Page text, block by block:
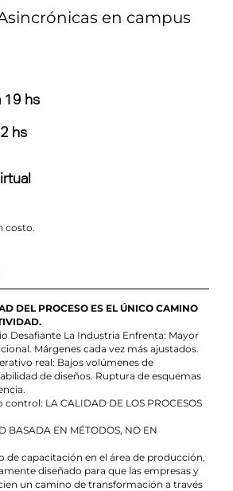
en campus
19 hs
hs
costo.
DEL PROCESO ES EL ÚNICO CAMINO
Desafiante La Industria Enfrenta: Mayor
Márgenes cada vez más ajustados.
real: Bajos volúmenes de
de diseños. Ruptura de esquemas
LA CALIDAD DE LOS PROCESOS
BASADA EN MÉTODOS, NO EN
de capacitación en el área de producción,
diseñado para que las empresas y
un camino de transformación a través